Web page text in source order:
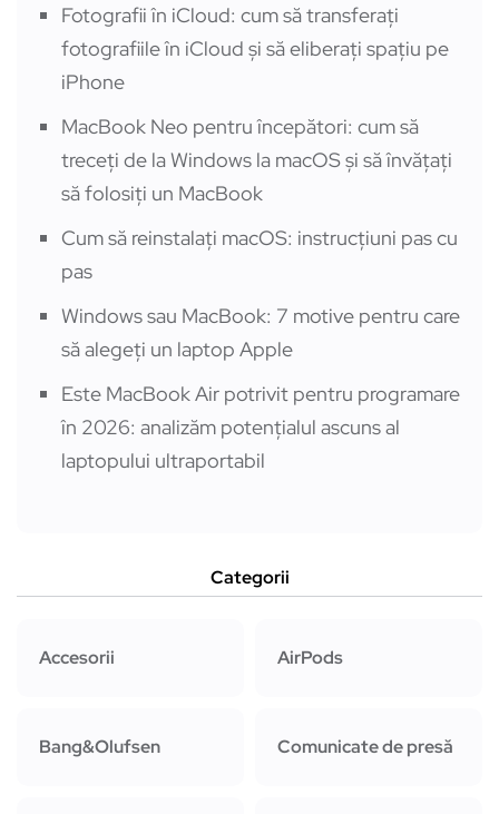
Fotografii în iCloud: cum să transferați
fotografiile în iCloud și să eliberați spațiu pe
iPhone
MacBook Neo pentru începători: cum să
treceți de la Windows la macOS și să învățați
să folosiți un MacBook
Cum să reinstalați macOS: instrucțiuni pas cu
pas
Windows sau MacBook: 7 motive pentru care
să alegeți un laptop Apple
Este MacBook Air potrivit pentru programare
în 2026: analizăm potențialul ascuns al
laptopului ultraportabil
Categorii
Accesorii AirPods
Bang&Olufsen Comunicate de presă